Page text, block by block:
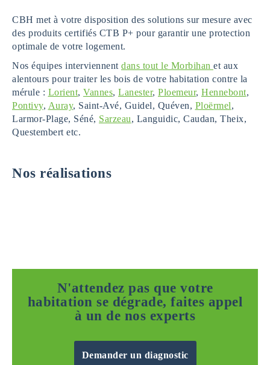
CBH met à votre disposition des solutions sur mesure avec
des produits certifiés CTB P+ pour garantir une protection
optimale de votre logement.
Nos équipes interviennent dans tout le Morbihan et aux
alentours pour traiter les bois de votre habitation contre la
mérule : Lorient, Vannes, Lanester, Ploemeur, Hennebont,
Pontivy, Auray, Saint-Avé, Guidel, Quéven, Ploërmel,
Larmor-Plage, Séné, Sarzeau, Languidic, Caudan, Theix,
Questembert etc.
Nos réalisations
N'attendez pas que votre
habitation se dégrade, faites appel
à un de nos experts
Demander un diagnostic